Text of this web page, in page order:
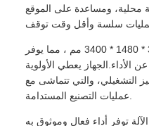
ومراكز خدمة محلية، ومساعدة على الموقع
أبعاد آلة إطلاق الرمل هي 3500 * 1480 * 3400 مم ، مما يوفر
الأداء.الجهاز يعطي الأولوية
التشغيلي، والتي تتماشى مع
هذه الآلة توفر أداء فعال وموثوق به